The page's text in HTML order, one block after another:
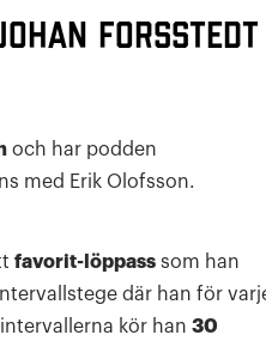
Forsstedt
och har podden
med Erik Olofsson.
favorit-löppass som han
där han för
kör han 30